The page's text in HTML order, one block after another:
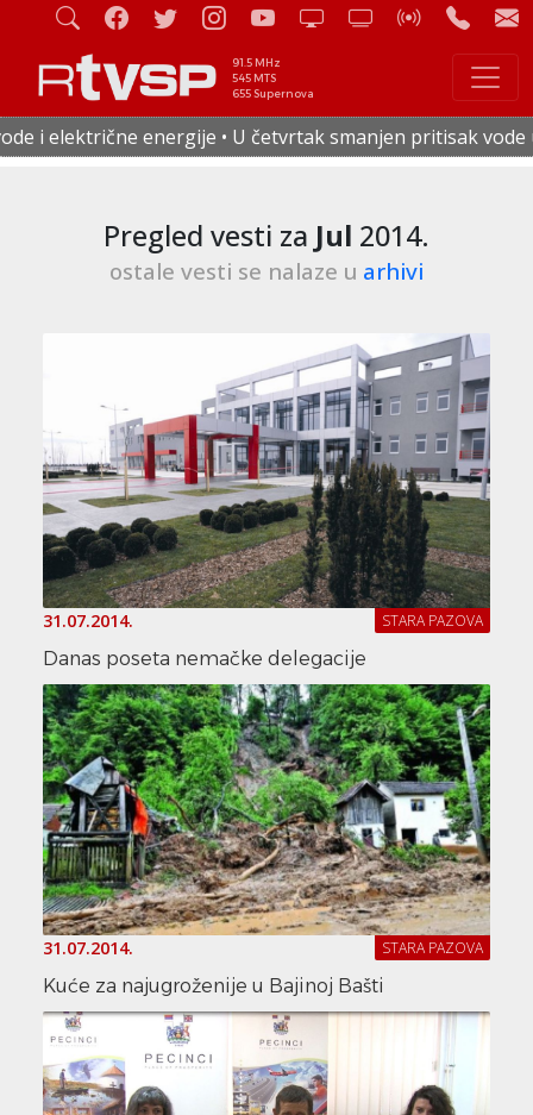
91.5 MHz
545 MTS
655 Supernova
smanjen pritisak vode u celoj Staroj Pazovi • Od 17.
Pregled vesti za Jul 2014.
ostale vesti se nalaze u arhivi
31.07.2014. STARA PAZOVA
Danas poseta nemačke delegacije
31.07.2014. STARA PAZOVA
Kuće za najugroženije u Bajinoj Bašti